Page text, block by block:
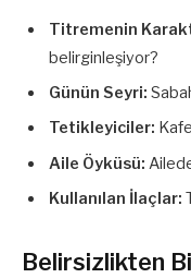
Titremenin
belirginleşiyor?
Günün Seyri:
Tetikleyiciler:
Aile Öyküsü:
Kullanılan İlaçlar:
Belirsizlikten